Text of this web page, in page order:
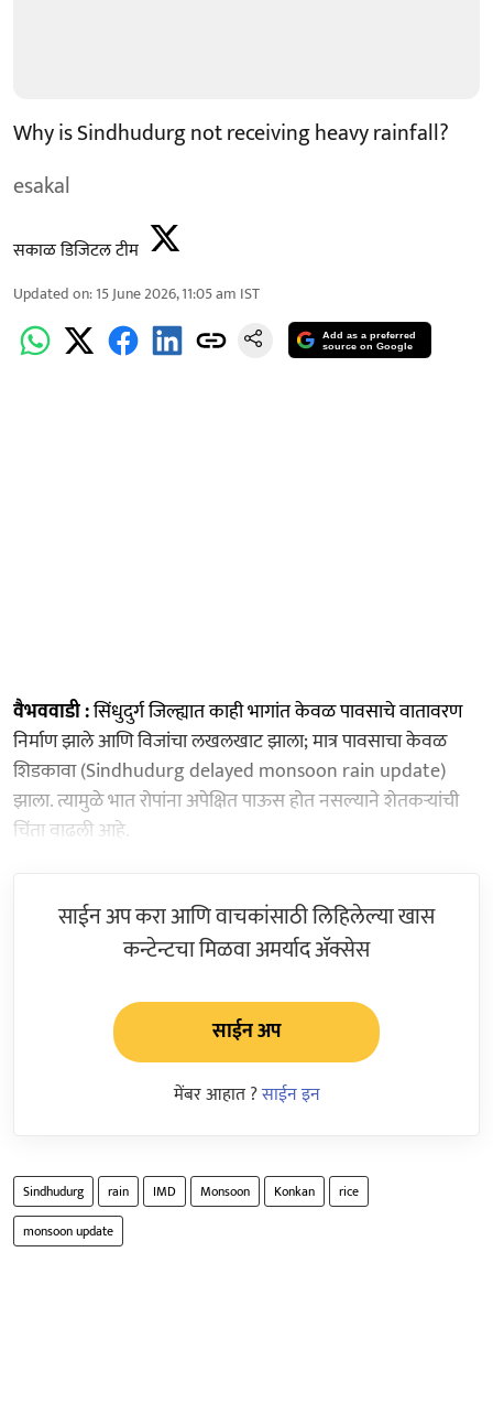
Why is Sindhudurg not receiving heavy rainfall?
esakal
सकाळ डिजिटल टीम
Updated on:15 June 2026, 11:05 am IST
Add as a preferred
source on Google
वैभववाडी :सिंधुदुर्ग जिल्ह्यात काही भागांत केवळ पावसाचे वातावरण
निर्माण झाले आणि विजांचा लखलखाट झाला; मात्र पावसाचा केवळ
शिडकावा (Sindhudurg delayed monsoon rain update)
झाला. त्यामुळे भात रोपांना अपेक्षित पाऊस होत नसल्याने शेतकऱ्यांची
चिंता वाढली आहे.
साईन अप करा आणि वाचकांसाठी लिहिलेल्या खास
कन्टेन्टचा मिळवा अमर्याद ॲक्सेस
साईन अप
मेंबर आहात ?साईन इन
Sindhudurg rain IMD Monsoon Konkan
rice
monsoon update